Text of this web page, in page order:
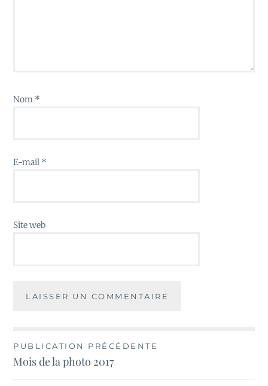
Nom *
E-mail *
Site web
Navigation
de
PUBLICATION PRÉCÉDENTE
Mois de la photo 2017